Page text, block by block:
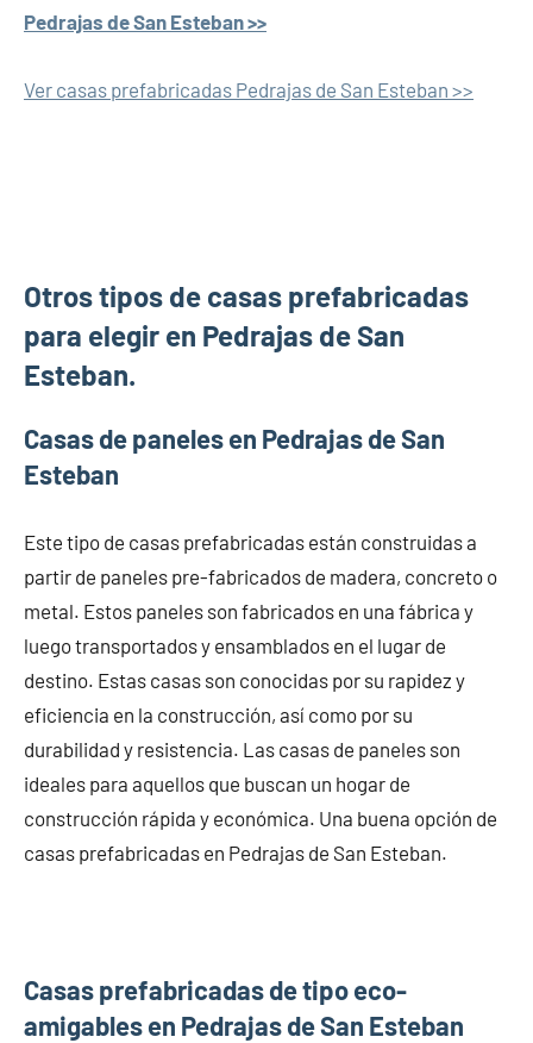
Pedrajas de San Esteban >>
Ver casas prefabricadas Pedrajas de San Esteban >>
Otros tipos de casas prefabricadas
para elegir en Pedrajas de San
Esteban.
Casas de paneles en Pedrajas de San
Esteban
Este tipo de casas prefabricadas están construidas a
partir de paneles pre-fabricados de madera, concreto o
metal. Estos paneles son fabricados en una fábrica y
luego transportados y ensamblados en el lugar de
destino. Estas casas son conocidas por su rapidez y
eficiencia en la construcción, así como por su
durabilidad y resistencia. Las casas de paneles son
ideales para aquellos que buscan un hogar de
construcción rápida y económica. Una buena opción de
casas prefabricadas en Pedrajas de San Esteban.
Casas prefabricadas de tipo eco-
amigables en Pedrajas de San Esteban